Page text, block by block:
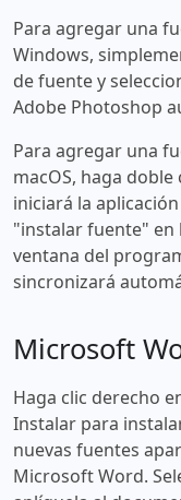
Para agregar una
Windows,
de fuente y
Adobe Photoshop
Para agregar una
macOS, haga
iniciará la
"instalar fuente" en
ventana del
sincronizará
Microsoft
Haga clic derecho
Instalar para
nuevas fuentes
Microsoft Word.